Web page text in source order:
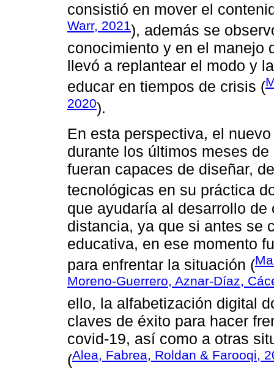
consistió en mover el
Warr, 2021), además se
conocimiento y en el manejo
llevó a replantear el modo y
educar en tiempos de crisis (
2020).
En esta perspectiva, el
durante los últimos meses
fueran capaces de diseñar,
tecnológicas en su práctica
que ayudaría al desarrollo
distancia, ya que si antes se
educativa, en ese momento
para enfrentar la situación (
Moreno-Guerrero, Aznar-Díaz,
ello, la alfabetización digital
claves de éxito para hacer
covid-19, así como a otras
(Alea, Fabrea, Roldan & Farooqi,